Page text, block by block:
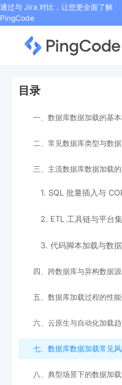
通过与 Jira 对比，让您更全面了解
PingCode
目录
一、数据库数据加载的基
二、常见数据库类型与数
三、主流数据库数据加载
1. SQL 批量插入与
2. ETL 工具链与平台
3. 代码脚本加载与数
四、跨数据库与异构数据
五、数据库加载过程的性
六、云原生与自动化加载
七、数据库数据加载常见
八、典型场景下的数据加